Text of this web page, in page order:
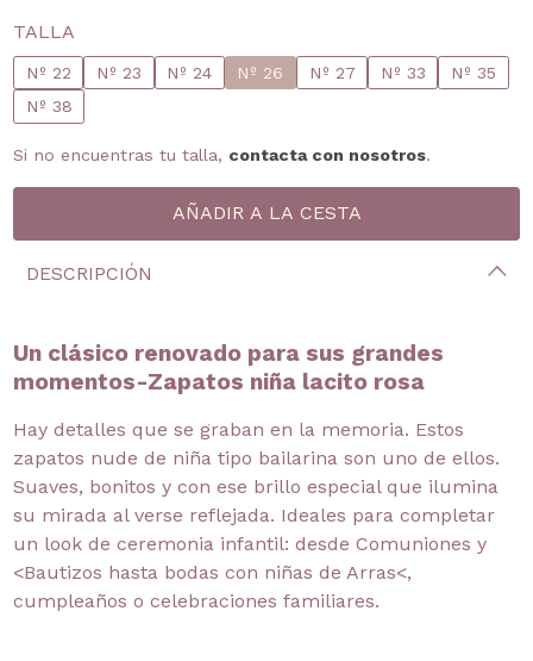
TALLA
Nº 22 Nº 23 Nº 24 Nº 26 Nº 27 Nº 33
Nº 35
Nº 38
Si no encuentras tu talla, contacta con nosotros.
DESCRIPCIÓN
Un clásico renovado para sus grandes
momentos-Zapatos niña lacito rosa
Hay detalles que se graban en la memoria. Estos
zapatos nude de niña tipo bailarina son uno de ellos.
Suaves, bonitos y con ese brillo especial que ilumina
su mirada al verse reflejada. Ideales para completar
un look de ceremonia infantil: desde Comuniones y
<Bautizos hasta bodas con niñas de Arras<,
cumpleaños o celebraciones familiares.